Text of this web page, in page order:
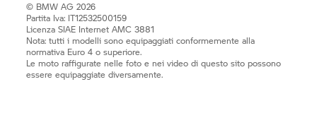
© BMW AG 2026
Partita Iva: IT12532500159
Licenza SIAE Internet AMC 3881
Nota: tutti i modelli sono equipaggiati conformemente alla
normativa Euro 4 o superiore.
Le moto raffigurate nelle foto e nei video di questo sito possono
essere equipaggiate diversamente.